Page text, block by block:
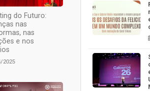
do Futuro:
nas
nas
e nos
2025